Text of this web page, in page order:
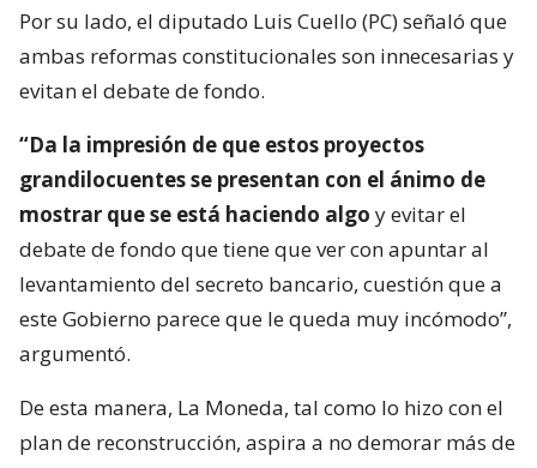
Por su lado, el diputado Luis Cuello (PC) señaló que
ambas reformas constitucionales son innecesarias y
evitan el debate de fondo.
“Da la impresión de que estos proyectos
grandilocuentes se presentan con el ánimo de
mostrar que se está haciendo algo y evitar el
debate de fondo que tiene que ver con apuntar al
levantamiento del secreto bancario, cuestión que a
este Gobierno parece que le queda muy incómodo”,
argumentó.
De esta manera, La Moneda, tal como lo hizo con el
plan de reconstrucción, aspira a no demorar más de